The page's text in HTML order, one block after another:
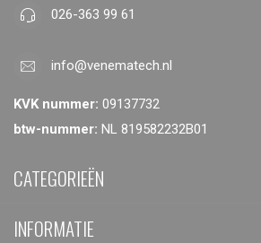
026-363 99 61
info@venematech.nl
KVK nummer: 09137732
btw-nummer: NL 819582232B01
CATEGORIEËN
INFORMATIE